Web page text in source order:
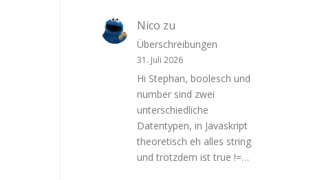
Nico zu
Überschreibungen
31. Juli 2026
Hi Stephan, boolesch und
number sind zwei
unterschiedliche
Datentypen, in Javaskript
theoretisch eh alles string
und trotzdem ist true !=…